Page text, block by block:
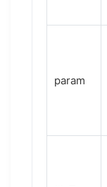
param